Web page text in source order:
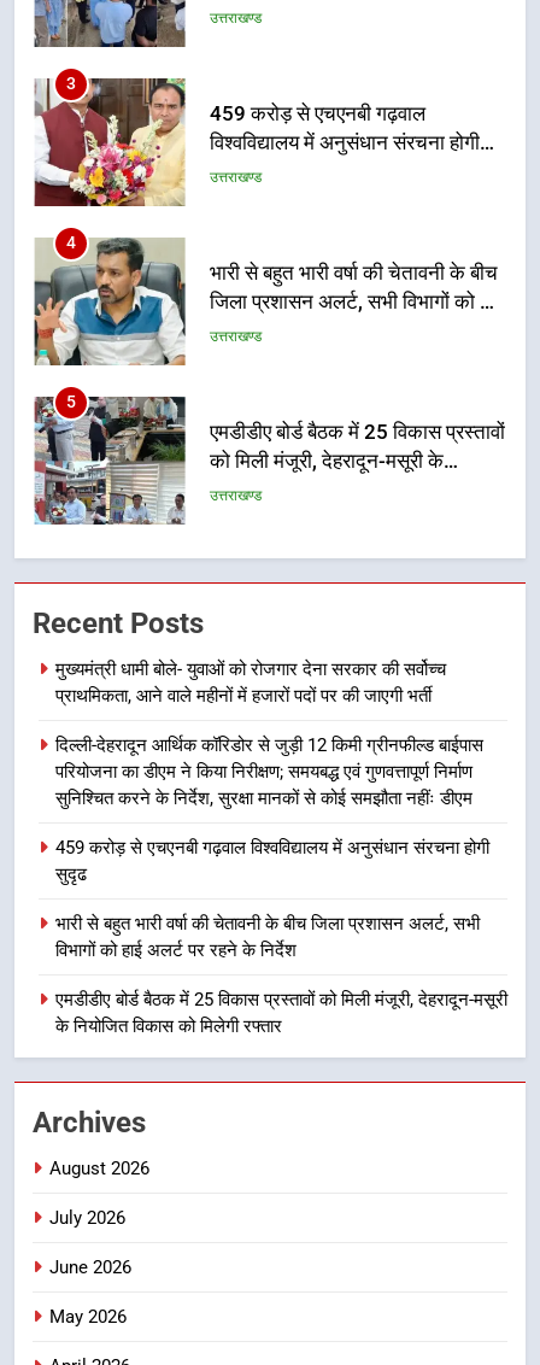
सुदृढ
उत्तराखण्ड
4
भारी से बहुत भारी वर्षा की चेतावनी के बीच
जिला प्रशासन अलर्ट, सभी विभागों को हाई
अलर्ट पर रहने के निर्देश
उत्तराखण्ड
5
एमडीडीए बोर्ड बैठक में 25 विकास प्रस्तावों
को मिली मंजूरी, देहरादून-मसूरी के
नियोजित विकास को मिलेगी रफ्तार
उत्तराखण्ड
6
मुख्यमंत्री पुष्कर सिंह धामी के दिशा-निर्देशों
में पीएम आवास योजना (शहरी) की प्रगति
की हुई समीक्षा
उत्तराखण्ड
7
बैरागीवाला हत्याकांड के फरार चल रहे
उत्तराखण्ड
भारी बारिश का अलर्ट! 6 अगस्त को
देहरादून में स्कूल बंद
उत्तराखण्ड
1
मुख्यमंत्री धामी बोले- युवाओं को रोजगार
देना सरकार की सर्वोच्च प्राथमिकता, आने
भर्ती
2
Recent Posts
मुख्यमंत्री धामी बोले- युवाओं को रोजगार देना सरकार की सर्वोच्च
प्राथमिकता, आने वाले महीनों में हजारों पदों पर की जाएगी भर्ती
दिल्ली-देहरादून आर्थिक कॉरिडोर से जुड़ी 12 किमी ग्रीनफील्ड बाईपास
परियोजना का डीएम ने किया निरीक्षण; समयबद्ध एवं गुणवत्तापूर्ण निर्माण
सुनिश्चित करने के निर्देश, सुरक्षा मानकों से कोई समझौता नहींः डीएम
459 करोड़ से एचएनबी गढ़वाल विश्वविद्यालय में अनुसंधान संरचना होगी
सुदृढ
भारी से बहुत भारी वर्षा की चेतावनी के बीच जिला प्रशासन अलर्ट, सभी
विभागों को हाई अलर्ट पर रहने के निर्देश
एमडीडीए बोर्ड बैठक में 25 विकास प्रस्तावों को मिली मंजूरी, देहरादून-मसूरी
के नियोजित विकास को मिलेगी रफ्तार
Archives
August 2026
July 2026
June 2026
May 2026